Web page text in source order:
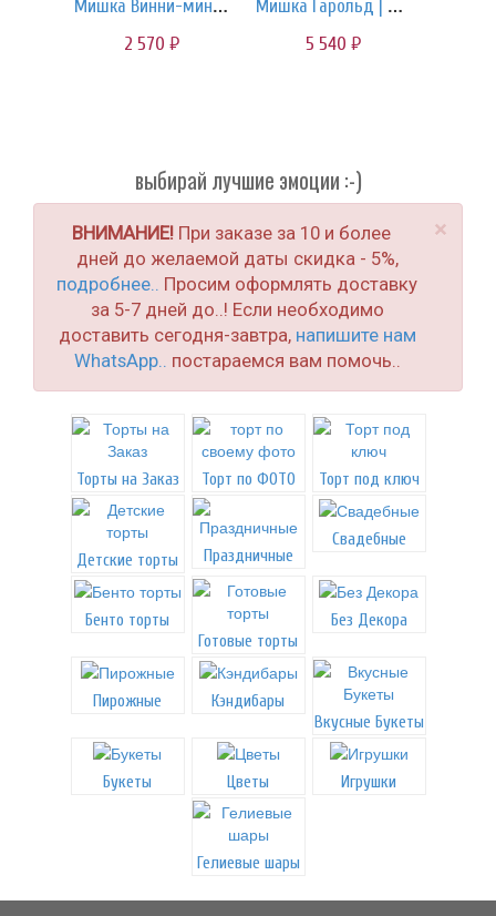
Мишка Винни-мини | 40 см
2 570 руб.
Мишка Гарольд | 80 см
5 540 руб.
выбирай лучшие эмоции :-)
×
ВНИМАНИЕ!При заказе за 10 и более
дней до желаемой даты скидка - 5%,
подробнее.. Просим оформлять доставку
за 5-7 дней до..! Если необходимо
доставить сегодня-завтра, напишите нам
WhatsApp.. постараемся вам помочь..
Торты на Заказ Торт по ФОТО Торт под ключ
Детские торты Праздничные
Свадебные
Бенто торты
Готовые торты
Без Декора
Пирожные
Кэндибары
Вкусные Букеты
Букеты Цветы Игрушки
Гелиевые шары